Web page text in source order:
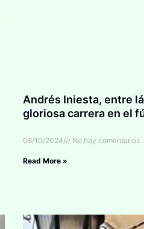
Andrés Iniesta, entre
gloriosa carrera en el
08/10/2024 No hay comentarios
Read More »